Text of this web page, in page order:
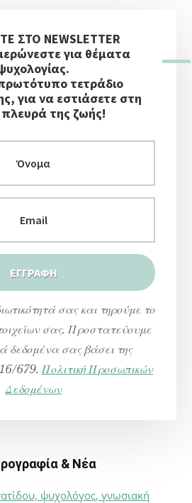
ΣΤΟ NEWSLETTER
για θέματα
τετράδιο
για να εστιάσετε στη
πλευρά της ζωής!
σας και τηρούμε το
σας. Προστατεύουμε
δεδομένα σας βάσει της
679. Πολιτική Προσωπικών
Δεδομένων
& Νέα
ψυχολόγος, γνωσιακή